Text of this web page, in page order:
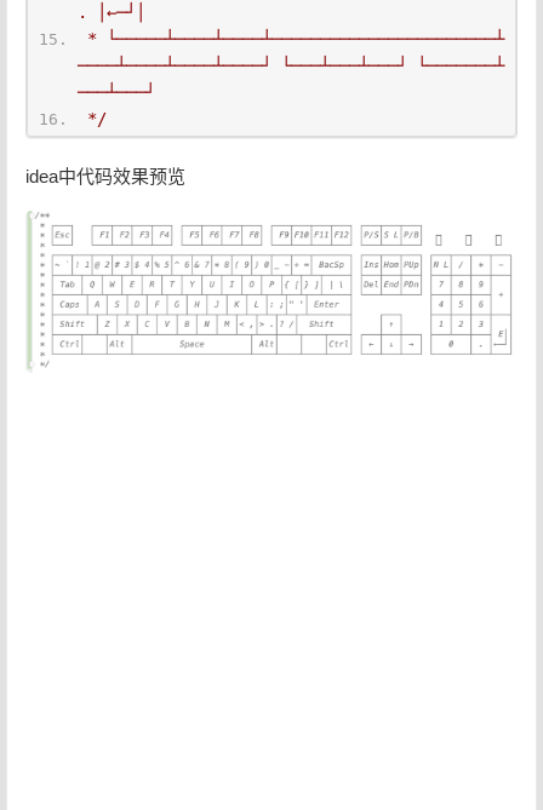
. │←─┘│
────┴────┴────┴────┘ └───┴───┴───┘ └───────┴
───┴───┘
*/
idea中代码效果预览